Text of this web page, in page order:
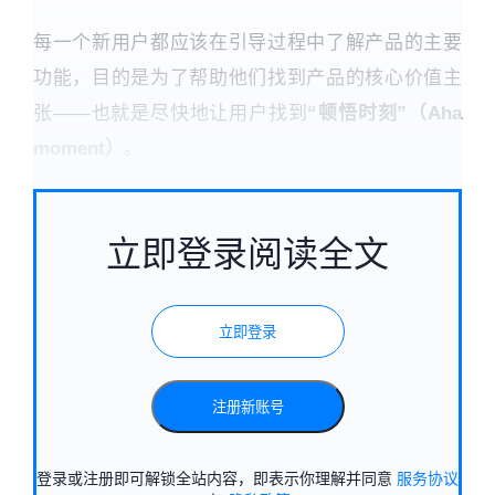
每一个新用户都应该在引导过程中了解产品的主要
功能，目的是为了帮助他们找到产品的核心价值主
张——也就是尽快地让用户找到 “顿悟时刻”（Aha
立即登录阅读全文
立即登录
注册新账号
登录或注册即可解锁全站内容，即表示你理解并同意 服务协议